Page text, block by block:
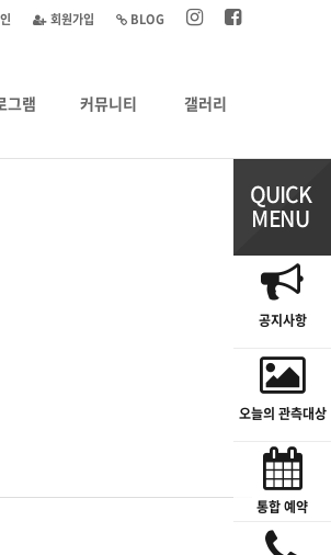
BLOG
회원가입
그램 커뮤니티 갤러리
공지사항
오늘의 관측대상
통합 예약